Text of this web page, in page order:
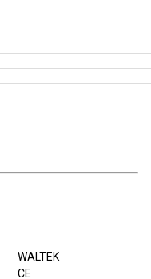
WALTEK
CE